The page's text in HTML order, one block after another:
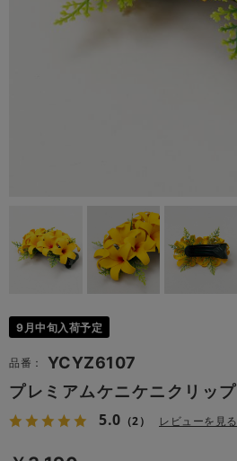
9月中旬入荷予定
品番：
YCYZ6107
プレミアムケニケニクリップ
5.0 （2） レビューを見る